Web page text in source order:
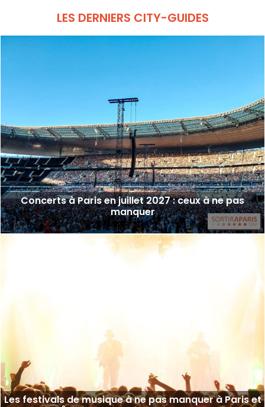
LES DERNIERS CITY-GUIDES
Concerts à Paris en juillet 2027 : ceux à ne pas
manquer
Les festivals de musique à ne pas manquer à Paris et